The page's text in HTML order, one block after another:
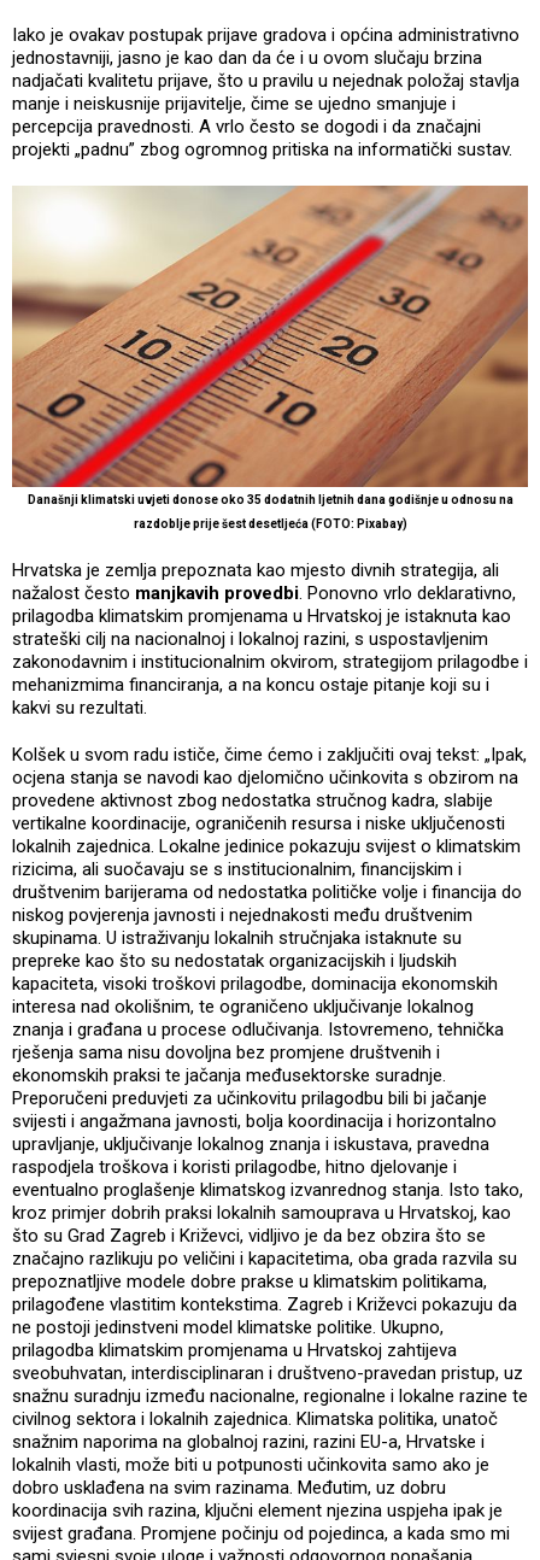
Iako je ovakav postupak prijave gradova i općina administrativno
jednostavniji, jasno je kao dan da će i u ovom slučaju brzina
nadjačati kvalitetu prijave, što u pravilu u nejednak položaj stavlja
manje i neiskusnije prijavitelje, čime se ujedno smanjuje i
percepcija pravednosti. A vrlo često se dogodi i da značajni
projekti „padnu” zbog ogromnog pritiska na informatički sustav.
Današnji klimatski uvjeti donose oko 35 dodatnih ljetnih dana godišnje u odnosu na
razdoblje prije šest desetljeća (FOTO: Pixabay)
Hrvatska je zemlja prepoznata kao mjesto divnih strategija, ali
nažalost često manjkavih provedbi. Ponovno vrlo deklarativno,
prilagodba klimatskim promjenama u Hrvatskoj je istaknuta kao
strateški cilj na nacionalnoj i lokalnoj razini, s uspostavljenim
zakonodavnim i institucionalnim okvirom, strategijom prilagodbe i
mehanizmima financiranja, a na koncu ostaje pitanje koji su i
kakvi su rezultati.
Kolšek u svom radu ističe, čime ćemo i zaključiti ovaj tekst: „Ipak,
ocjena stanja se navodi kao djelomično učinkovita s obzirom na
provedene aktivnost zbog nedostatka stručnog kadra, slabije
vertikalne koordinacije, ograničenih resursa i niske uključenosti
lokalnih zajednica. Lokalne jedinice pokazuju svijest o klimatskim
rizicima, ali suočavaju se s institucionalnim, financijskim i
društvenim barijerama od nedostatka političke volje i financija do
niskog povjerenja javnosti i nejednakosti među društvenim
skupinama. U istraživanju lokalnih stručnjaka istaknute su
prepreke kao što su nedostatak organizacijskih i ljudskih
kapaciteta, visoki troškovi prilagodbe, dominacija ekonomskih
interesa nad okolišnim, te ograničeno uključivanje lokalnog
znanja i građana u procese odlučivanja. Istovremeno, tehnička
rješenja sama nisu dovoljna bez promjene društvenih i
ekonomskih praksi te jačanja međusektorske suradnje.
Preporučeni preduvjeti za učinkovitu prilagodbu bili bi jačanje
svijesti i angažmana javnosti, bolja koordinacija i horizontalno
upravljanje, uključivanje lokalnog znanja i iskustava, pravedna
raspodjela troškova i koristi prilagodbe, hitno djelovanje i
eventualno proglašenje klimatskog izvanrednog stanja. Isto tako,
kroz primjer dobrih praksi lokalnih samouprava u Hrvatskoj, kao
što su Grad Zagreb i Križevci, vidljivo je da bez obzira što se
značajno razlikuju po veličini i kapacitetima, oba grada razvila su
prepoznatljive modele dobre prakse u klimatskim politikama,
prilagođene vlastitim kontekstima. Zagreb i Križevci pokazuju da
ne postoji jedinstveni model klimatske politike. Ukupno,
prilagodba klimatskim promjenama u Hrvatskoj zahtijeva
sveobuhvatan, interdisciplinaran i društveno-pravedan pristup, uz
snažnu suradnju između nacionalne, regionalne i lokalne razine te
civilnog sektora i lokalnih zajednica. Klimatska politika, unatoč
snažnim naporima na globalnoj razini, razini EU-a, Hrvatske i
lokalnih vlasti, može biti u potpunosti učinkovita samo ako je
dobro usklađena na svim razinama. Međutim, uz dobru
koordinacija svih razina, ključni element njezina uspjeha ipak je
svijest građana. Promjene počinju od pojedinca, a kada smo mi